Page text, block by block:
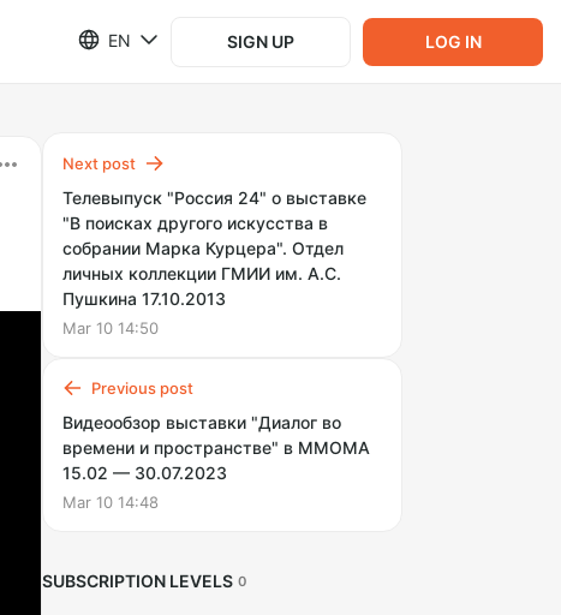
EN SIGN UP LOG IN
Next post
Телевыпуск "Россия 24" о выставке
"В поисках другого искусства в
собрании Марка Курцера". Отдел
личных коллекции ГМИИ им. А.С.
Пушкина 17.10.2013
Mar 10 14:50
Previous post
Видеообзор выставки "Диалог во
времени и пространстве" в ММОМА
15.02 — 30.07.2023
Mar 10 14:48
SUBSCRIPTION LEVELS 0